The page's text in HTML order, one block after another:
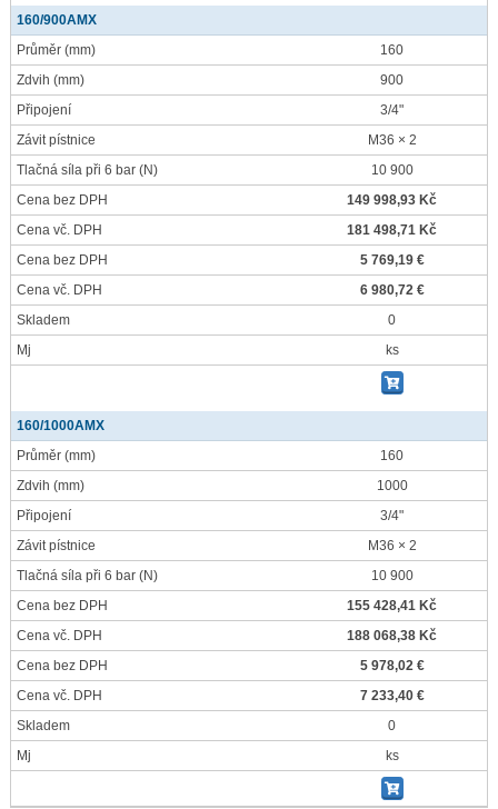
160/900AMX
Průměr (mm)
160
Zdvih (mm)
900
Připojení
3/4"
Závit pístnice
M36 × 2
Tlačná síla při 6 bar (N)
10 900
Cena bez DPH
149 998,93 Kč
Cena vč. DPH
181 498,71 Kč
Cena bez DPH
5 769,19 €
Cena vč. DPH
6 980,72 €
Skladem
0
Mj
ks
160/1000AMX
Průměr (mm)
160
Zdvih (mm)
1000
Připojení
3/4"
Závit pístnice
M36 × 2
Tlačná síla při 6 bar (N)
10 900
Cena bez DPH
155 428,41 Kč
Cena vč. DPH
188 068,38 Kč
Cena bez DPH
5 978,02 €
Cena vč. DPH
7 233,40 €
Skladem
0
Mj
ks